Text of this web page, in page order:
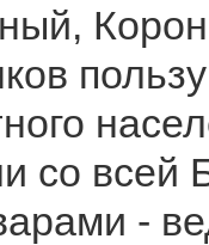
со всей
-